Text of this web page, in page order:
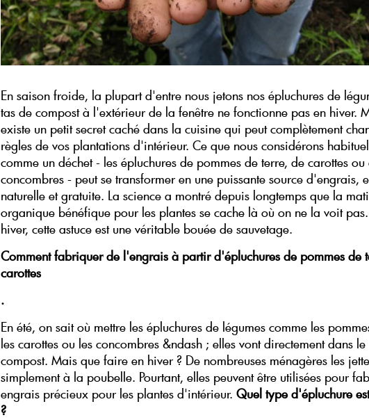
En saison froide, la plupart d'entre nous jetons nos épluchures de
tas de compost à l'extérieur de la fenêtre ne fonctionne pas en hiver.
existe un petit secret caché dans la cuisine qui peut complètement
règles de vos plantations d'intérieur. Ce que nous considérons
comme un déchet - les épluchures de pommes de terre, de carottes ou
concombres - peut se transformer en une puissante source d'engrais,
naturelle et gratuite. La science a montré depuis longtemps que la
organique bénéfique pour les plantes se cache là où on ne la voit
hiver, cette astuce est une véritable bouée de sauvetage.
Comment fabriquer de l'engrais à partir d'épluchures de pommes de
carottes
.
En été, on sait où mettre les épluchures de légumes comme les
les carottes ou les concombres &ndash ; elles vont directement dans
compost. Mais que faire en hiver ? De nombreuses ménagères les
simplement à la poubelle. Pourtant, elles peuvent être utilisées pour
engrais précieux pour les plantes d'intérieur. Quel type d'épluchure
?